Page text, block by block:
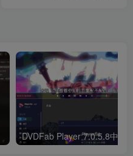
DVDFab Player 7.0.5.8中文